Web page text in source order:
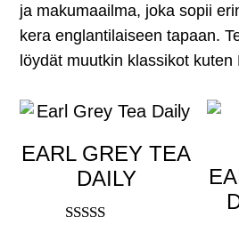
ja makumaailma, joka sopii
kera englantilaiseen tapaan.
löydät muutkin klassikot kuten
EARL GREY TEA
DAILY